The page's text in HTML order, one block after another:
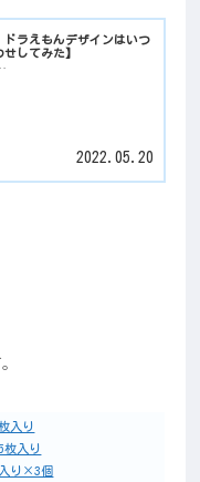
ドラえもんデザインはいつ
してみた】
2022.05.20
入り
枚入り
り×3個